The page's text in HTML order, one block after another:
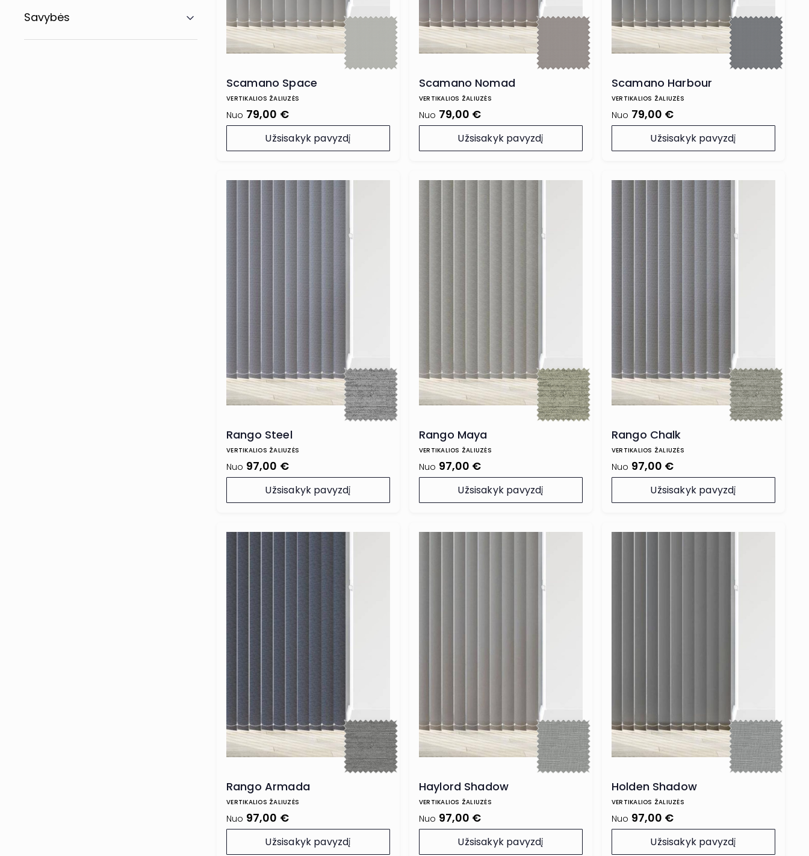
Savybės
Scamano Space
VERTIKALIOS ŽALIUZĖS
Nuo 79,00 €
Užsisakyk pavyzdį
Scamano Nomad
VERTIKALIOS ŽALIUZĖS
Nuo 79,00 €
Užsisakyk pavyzdį
Scamano Harbour
VERTIKALIOS ŽALIUZĖS
Nuo 79,00 €
Užsisakyk pavyzdį
Rango Steel
VERTIKALIOS ŽALIUZĖS
Nuo 97,00 €
Užsisakyk pavyzdį
Rango Maya
VERTIKALIOS ŽALIUZĖS
Nuo 97,00 €
Užsisakyk pavyzdį
Rango Chalk
VERTIKALIOS ŽALIUZĖS
Nuo 97,00 €
Užsisakyk pavyzdį
Rango Armada
VERTIKALIOS ŽALIUZĖS
Nuo 97,00 €
Užsisakyk pavyzdį
Haylord Shadow
VERTIKALIOS ŽALIUZĖS
Nuo 97,00 €
Užsisakyk pavyzdį
Holden Shadow
VERTIKALIOS ŽALIUZĖS
Nuo 97,00 €
Užsisakyk pavyzdį